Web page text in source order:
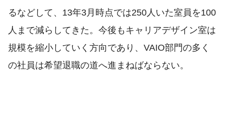
るなどして、13年3月時点では250人いた室員を100
人まで減らしてきた。今後もキャリアデザイン室は
規模を縮小していく方向であり、VAIO部門の多く
の社員は希望退職の道へ進まねばならない。